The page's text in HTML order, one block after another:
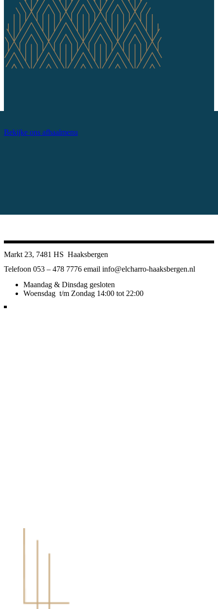
Bekijke ons afhaalmenu
Markt 23, 7481 HS Haaksbergen
Telefoon 053 – 478 7776 email info@elcharro-haaksbergen.nl
Maandag & Dinsdag gesloten
Woensdag t/m Zondag 14:00 tot 22:00